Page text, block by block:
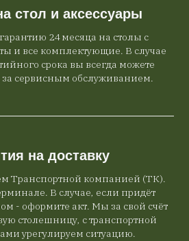
стол и аксессуары
24 месяца на столы с
и все комплектующие. В случае
срока вы всегда можете
за сервисным обслуживанием.
на доставку
Транспортной компанией (ТК).
В случае, если придёт
- оформите акт. Мы за свой счёт
столешницу, с транспортной
урегулируем ситуацию.